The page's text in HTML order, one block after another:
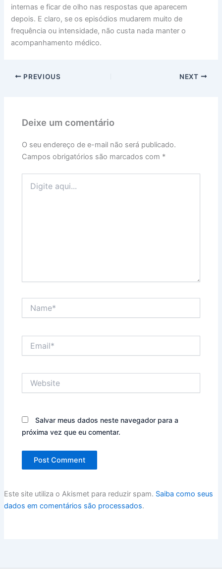
internas e ficar de olho nas respostas que aparecem
depois. E claro, se os episódios mudarem muito de
frequência ou intensidade, não custa nada manter o
acompanhamento médico.
PREVIOUS NEXT
Deixe um comentário
O seu endereço de e-mail não será publicado.
Campos obrigatórios são marcados com *
aqui...
Salvar meus dados neste navegador para a
próxima vez que eu comentar.
Este site utiliza o Akismet para reduzir spam. Saiba como seus
dados em comentários são processados.